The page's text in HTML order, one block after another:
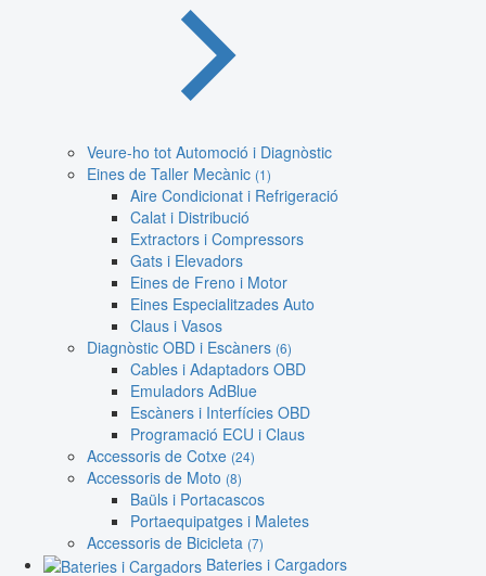
Veure-ho tot Automoció i Diagnòstic
Eines de Taller Mecànic (1)
Aire Condicionat i Refrigeració
Calat i Distribució
Extractors i Compressors
Gats i Elevadors
Eines de Freno i Motor
Eines Especialitzades Auto
Claus i Vasos
Diagnòstic OBD i Escàners (6)
Cables i Adaptadors OBD
Emuladors AdBlue
Escàners i Interfícies OBD
Programació ECU i Claus
Accessoris de Cotxe (24)
Accessoris de Moto (8)
Baüls i Portacascos
Portaequipatges i Maletes
Accessoris de Bicicleta (7)
Bateries i Cargadors